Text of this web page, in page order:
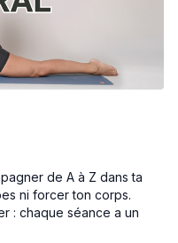
de A à Z dans ta
ni forcer ton corps.
: chaque séance a un
chemin vers